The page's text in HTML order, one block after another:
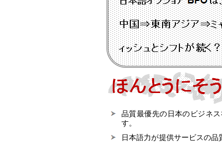
品質最優先の日本のビジネ
す。
日本語力が提供サービスの